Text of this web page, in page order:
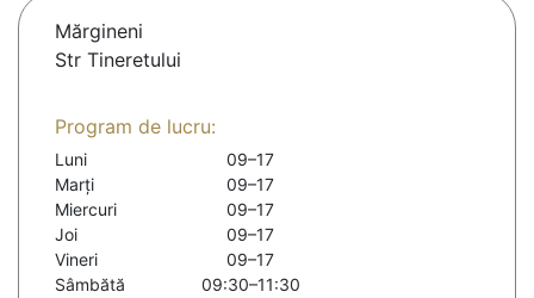
Mărgineni
Str Tineretului
Program de lucru:
Luni
09–17
Marți
09–17
Miercuri
09–17
Joi
09–17
Vineri
09–17
Sâmbătă
09:30–11:30